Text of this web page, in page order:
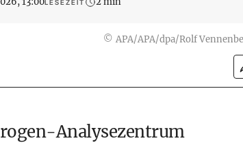
LESEZEIT
© APA/APA/dpa/Rolf
Analysezentrum